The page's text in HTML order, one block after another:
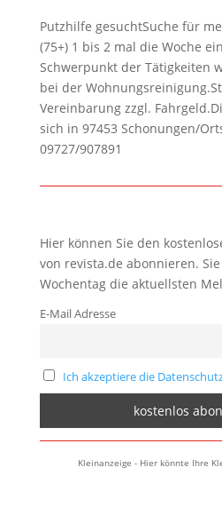
Putzhilfe gesuchtSuche für
(75+) 1 bis 2 mal die Woche
Schwerpunkt der Tätigkeiten
bei der
Vereinbarung zzgl.
sich in 97453 Schonungen/
09727/907891
Hier können Sie den
von revista.de abonnieren.
Wochentag die aktuellsten
E-Mail Adresse
Ich akzeptiere die
Kleinanzeige - Hier könnte Ihre